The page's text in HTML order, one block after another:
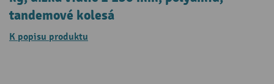
tandemové kolesá
K popisu produktu